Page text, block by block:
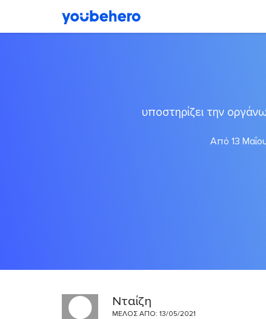
υποστηρίζει την
Από 13
Νταίζη
ΜΈΛΟΣ ΑΠΌ: 13/05/2021